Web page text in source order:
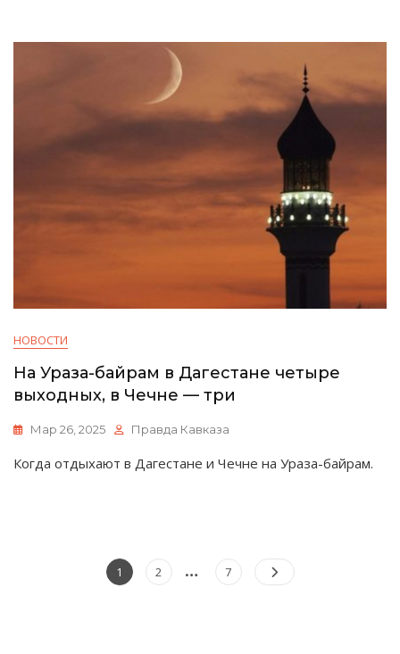
НОВОСТИ
На Ураза-байрам в Дагестане четыре
выходных, в Чечне — три
Мар 26, 2025 Правда Кавказа
Когда отдыхают в Дагестане и Чечне на Ураза-байрам.
Пагинация
Страница
1 Страница
2 … Страница
7